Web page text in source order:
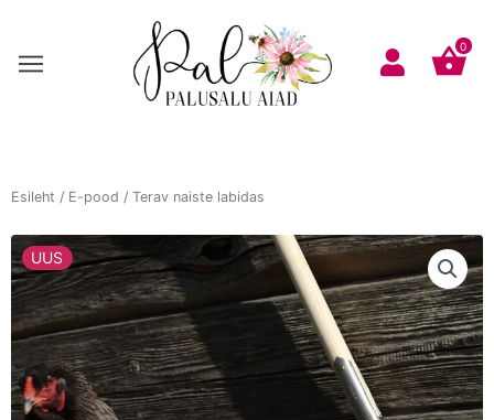
content
0
Esileht / E-pood / Terav naiste labidas
UUS